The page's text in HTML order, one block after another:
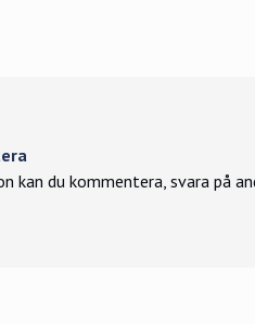
kan du kommentera, svara på